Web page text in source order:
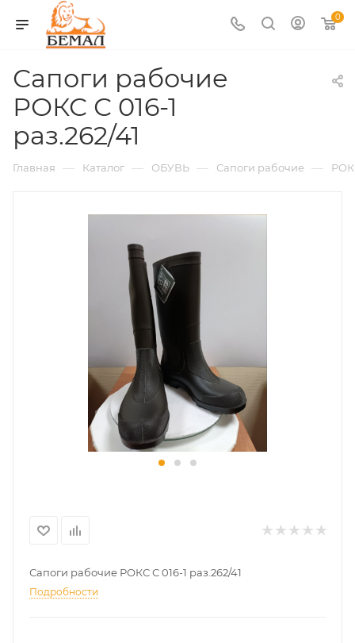
0
Сапоги рабочие
РОКС С 016-1
раз.262/41
Главная — Каталог — ОБУВЬ — Сапоги рабочие —
Сапоги рабочие РОКС С 016-1 раз.262/41
Подробности